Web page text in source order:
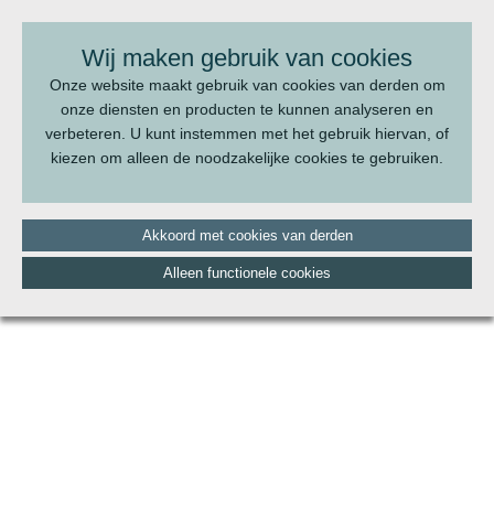
Wij maken gebruik van cookies
Onze website maakt gebruik van cookies van derden om
onze diensten en producten te kunnen analyseren en
verbeteren. U kunt instemmen met het gebruik hiervan, of
kiezen om alleen de noodzakelijke cookies te gebruiken.
Akkoord met cookies van derden
Alleen functionele cookies
BEL ONS:070 - 322 20 22